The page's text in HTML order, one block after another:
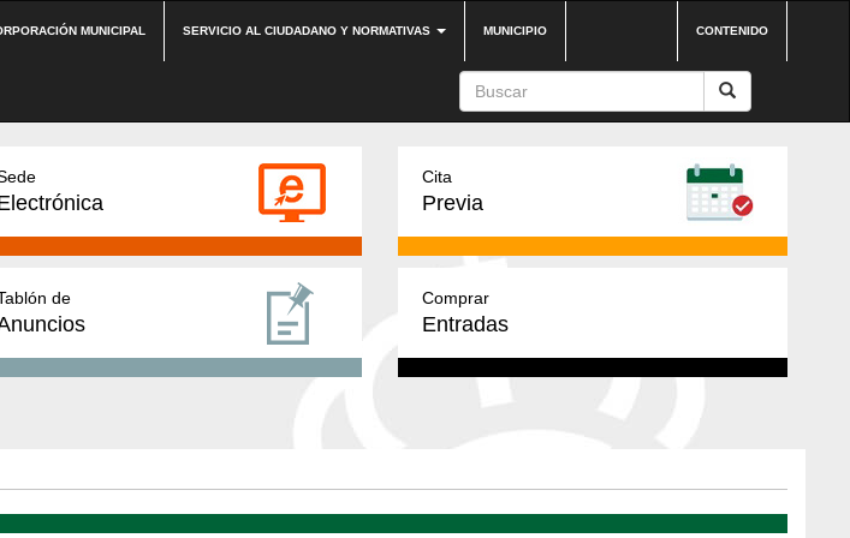
MUNICIPAL SERVICIO AL CIUDADANO Y NORMATIVAS MUNICIPIO CONTENIDO
Cita
Previa
de Comprar
Entradas